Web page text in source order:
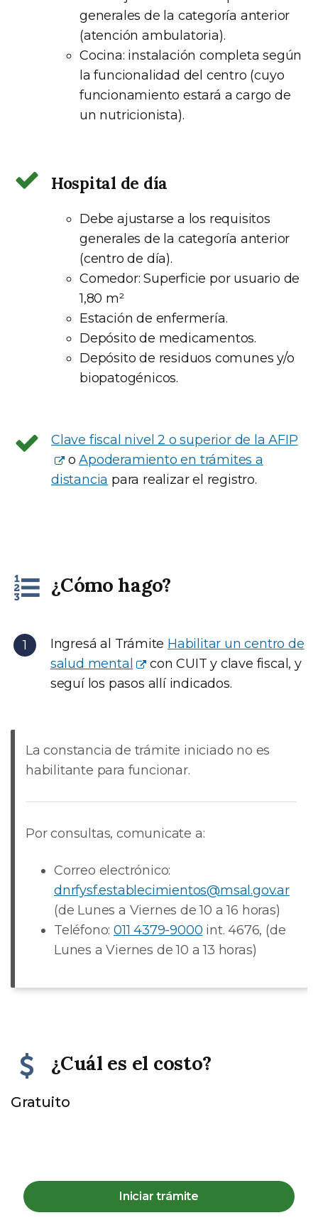
generales de la categoría anterior
(atención ambulatoria).
Cocina: instalación completa según
la funcionalidad del centro (cuyo
funcionamiento estará a cargo de
un nutricionista).
Hospital de día
Debe ajustarse a los requisitos
generales de la categoría anterior
(centro de día).
Comedor: Superficie por usuario de
1,80 m²
Estación de enfermería.
Depósito de medicamentos.
Depósito de residuos comunes y/o
biopatogénicos.
Clave fiscal nivel 2 o superior de la AFIP
oApoderamiento en trámites a
distancia para realizar el registro.
¿Cómo hago?
Ingresá al Trámite Habilitar un centro de
salud mental
con CUIT y clave fiscal, y
seguí los pasos allí indicados.
La constancia de trámite iniciado no es
habilitante para funcionar.
Por consultas, comunicate a:
Correo electrónico:
dnrfysf.establecimientos@msal.gov.ar
(de Lunes a Viernes de 10 a 16 horas)
Teléfono:011 4379-9000 int. 4676, (de
Lunes a Viernes de 10 a 13 horas)
¿Cuál es el costo?
Gratuito
Iniciar trámite